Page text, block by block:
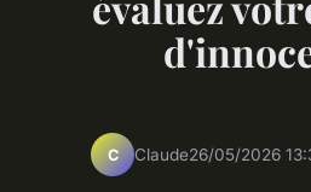
C Claude26/05/2026